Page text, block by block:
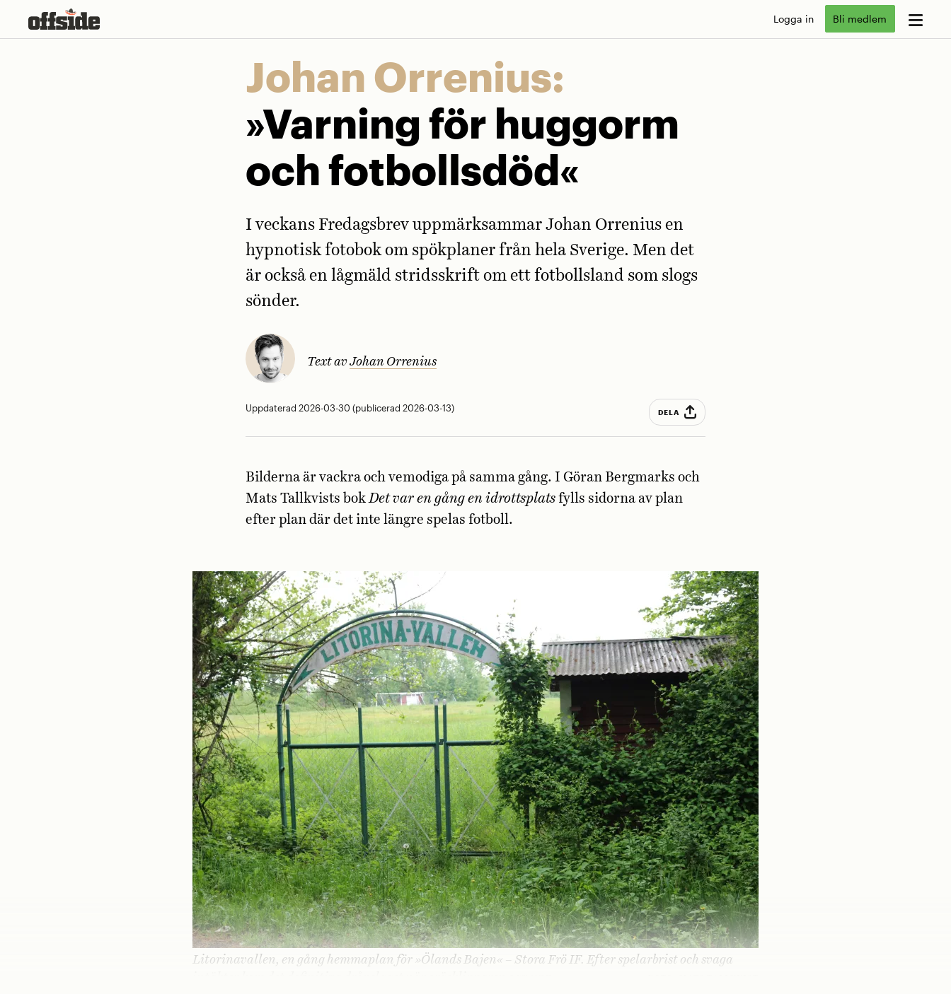
Logga in Bli medlem
Johan Orrenius:
»Varning för huggorm
och fotbollsdöd«
I veckans Fredagsbrev uppmärksammar Johan Orrenius en
hypnotisk fotobok om spökplaner från hela Sverige. Men det
är också en lågmäld stridsskrift om ett fotbollsland som slogs
sönder.
Text avJohan Orrenius
Uppdaterad 2026-03-30 (publicerad 2026-03-13) DELA
Bilderna är vackra och vemodiga på samma gång. I Göran Bergmarks och
Mats Tallkvists bokDet var en gång en idrottsplats fylls sidorna av plan
efter plan där det inte längre spelas fotboll.
Litorinavallen, en gång hemmaplan för »Ölands Bajen« – Stora Frö IF. Efter spelarbrist och svaga